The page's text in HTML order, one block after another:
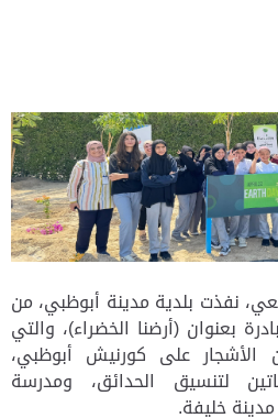
نفذت بلدية مدينة أبوظبي، من
بعنوان (أرضنا الخضراء)، والتي
على كورنيش أبوظبي،
لتنسيق الحدائق، ومدرسة
خليفة.